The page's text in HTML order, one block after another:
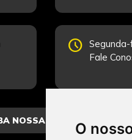
O
schedule
Fale